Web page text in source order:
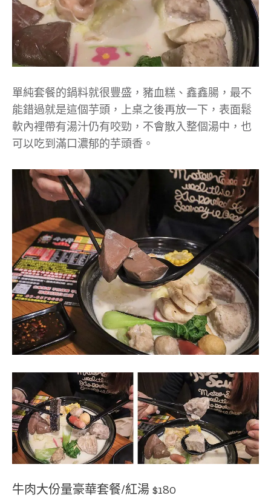
單純套餐的鍋料就很豐盛，豬血糕、鑫鑫腸，最不
能錯過就是這個芋頭，上桌之後再放一下，表面鬆
軟內裡帶有湯汁仍有咬勁，不會散入整個湯中，也
可以吃到滿口濃郁的芋頭香。
牛肉大份量豪華套餐/紅湯 $180